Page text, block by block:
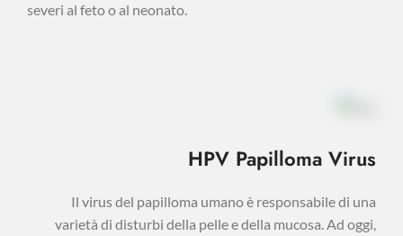
severi al feto o al neonato.
HPV Papilloma Virus
Il virus del papilloma umano è responsabile di una
varietà di disturbi della pelle e della mucosa. Ad oggi,